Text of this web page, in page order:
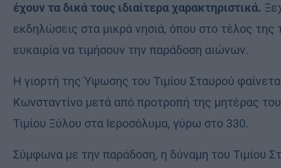
έχουν τα δικά τους ιδιαίτερα χαρακτηριστικά.
εκδηλώσεις στα μικρά νησιά, όπου στο τέλος της
ευκαιρία να τιμήσουν την παράδοση αιώνων.
Η γιορτή της Ύψωσης του Τιμίου Σταυρού
Κωνσταντίνο μετά από προτροπή της μητέρας
Τιμίου Ξύλου στα Ιεροσόλυμα, γύρω στο 330.
Σύμφωνα με την παράδοση, η δύναμη του Τιμίου